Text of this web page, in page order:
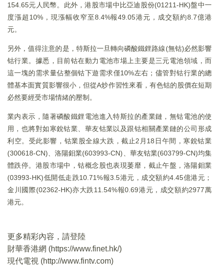
154.65元人民幣。此外，港股市場中比亞迪股份(01211-HK)盤中一
度漲超10%，現漲幅收窄至8.4%報49.05港元，成交額約8.7億港
元。
另外，值得注意的是，特斯拉一旦轉向磷酸鐵鋰路線(無钴)必然影響
钴行業。據悉，目前钴在動力電池市場上主要是三元電池領域，而
這一塊的需求量佔整個钴下遊需求僅10%左右；儘管對钴行業的總
體基本面實質影響很小，但從A炒作習性來看，有色钴的股價在短期
必然要經受市場情緒的壓制。
業内表示，隨著磷酸鐵鋰電池進入特斯拉的產業鏈，無钴電池的使
用，也將對如寒銳钴業、華友钴業以及跟钴相關產業鏈的公司形成
利空。受此影響，钴業股全線大跌，截止2月18日午間，寒銳钴業
(300618-CN)、洛陽鉬業(603993-CN)、華友钴業(603799-CN)均集
體跌停。港股市場中，钴概念股也表現萎靡，截止午盤，洛陽鉬業
(03993-HK)低開低走跌10.71%報3.5港元，成交額約4.45億港元；
金川國際(02362-HK)亦大跌11.54%報0.69港元，成交額約2977萬
港元。
更多精彩內容，請登陸
財華香港網 (https://www.finet.hk/)
現代電視 (http://www.fintv.com)